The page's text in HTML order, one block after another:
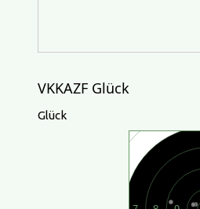
VKKAZF Glück
Glück